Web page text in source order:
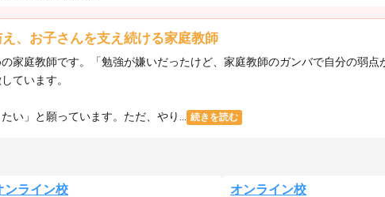
、お子さんを支え続ける家庭教師
家庭教師です。「勉強が嫌いだったけど、家庭教師のガンバで自分の弱
ています。
い」と願っています。ただ、やり... 続きを読む
ンライン校 オンライン校